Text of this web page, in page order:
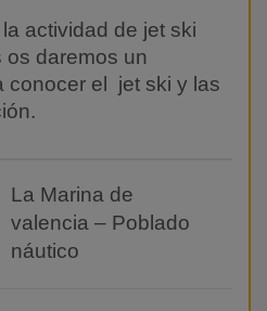
actividad de jet ski
os daremos un
conocer el jet ski y las
La Marina de
valencia – Poblado
náutico